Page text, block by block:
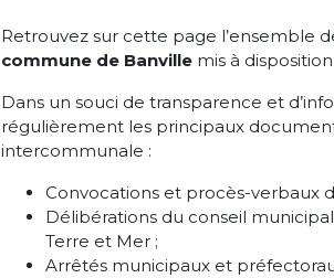
Retrouvez sur cette page l’ensemble
commune de Banville mis à
Dans un souci de transparence et
régulièrement les principaux
intercommunale :
Convocations et procès-verbaux
Délibérations du conseil
Terre et Mer ;
Arrêtés municipaux et